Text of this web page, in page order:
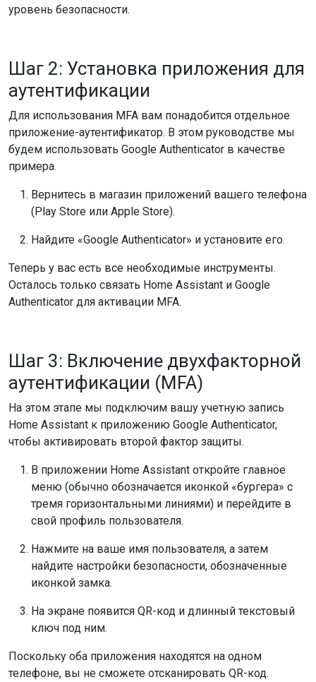
уровень безопасности.
Шаг 2: Установка приложения для
аутентификации
Для использования MFA вам понадобится отдельное
приложение-аутентификатор. В этом руководстве мы
будем использовать Google Authenticator в качестве
примера.
Вернитесь в магазин приложений вашего телефона
(Play Store или Apple Store).
Найдите «Google Authenticator» и установите его.
Теперь у вас есть все необходимые инструменты.
Осталось только связать Home Assistant и Google
Authenticator для активации MFA.
Шаг 3: Включение двухфакторной
аутентификации (MFA)
На этом этапе мы подключим вашу учетную запись
Home Assistant к приложению Google Authenticator,
чтобы активировать второй фактор защиты.
В приложении Home Assistant откройте главное
меню (обычно обозначается иконкой «бургера» с
тремя горизонтальными линиями) и перейдите в
свой профиль пользователя.
Нажмите на ваше имя пользователя, а затем
найдите настройки безопасности, обозначенные
иконкой замка.
На экране появится QR-код и длинный текстовый
ключ под ним.
Поскольку оба приложения находятся на одном
телефоне, вы не сможете отсканировать QR-код.